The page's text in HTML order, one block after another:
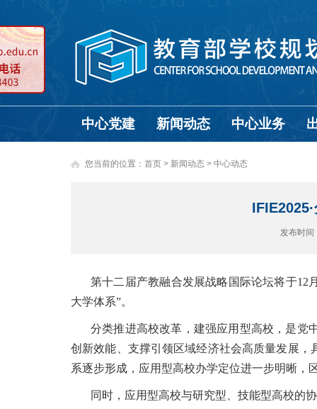
中心党建 新闻动态 中心业务
您当前的位置： 首页 > 新闻动态 > 中心动态
发布时
第十二届产教融合发展战略国际论坛将于12
大学体系”。
分类推进高校改革，建强应用型高校，是党
创新效能、支撑引领区域经济社会高质量发展
系逐步形成，应用型高校办学定位进一步明晰，
同时，应用型高校与研究型、技能型高校的